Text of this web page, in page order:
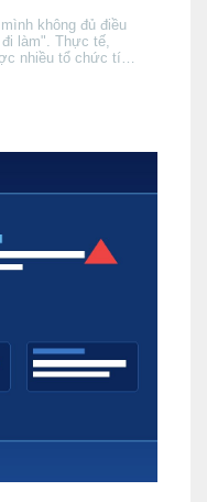
không đủ điều
làm". Thực tế,
nhiều tổ chức tín